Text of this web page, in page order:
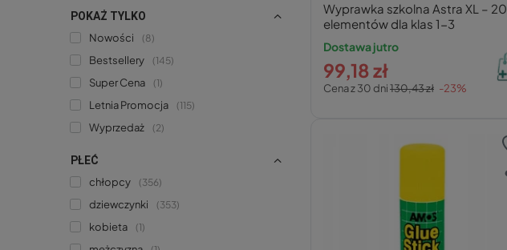
POKAŻ TYLKO
Nowości
8
Bestsellery 145
Super Cena 1
Letnia Promocja 115
Wyprzedaż 2
PŁEĆ
chłopcy
356
dziewczynki 353
kobieta 1
Wyprawka szkolna Astra XL – 20
elementów dla klas 1-3
Dostawa jutro
Cena z 30 dni130,43 zł -23%
99,18 zł